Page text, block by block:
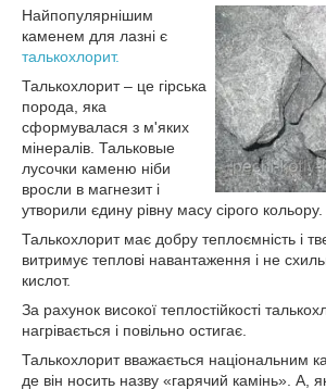
Найпопулярнішим
каменем для лазні є
талькохлорит.
Талькохлорит – це гірська
порода, яка
сформувалася з м'яких
мінералів. Тальковые
лусочки каменю ніби
вросли в магнезит і
утворили єдину рівну масу сірого кольору.
Талькохлорит має добру теплоємність і
витримує теплові навантаження і не
кислот.
За рахунок високої теплостійкості
нагрівається і повільно остигає.
Талькохлорит вважається національним
де він носить назву «гарячий камінь». А,